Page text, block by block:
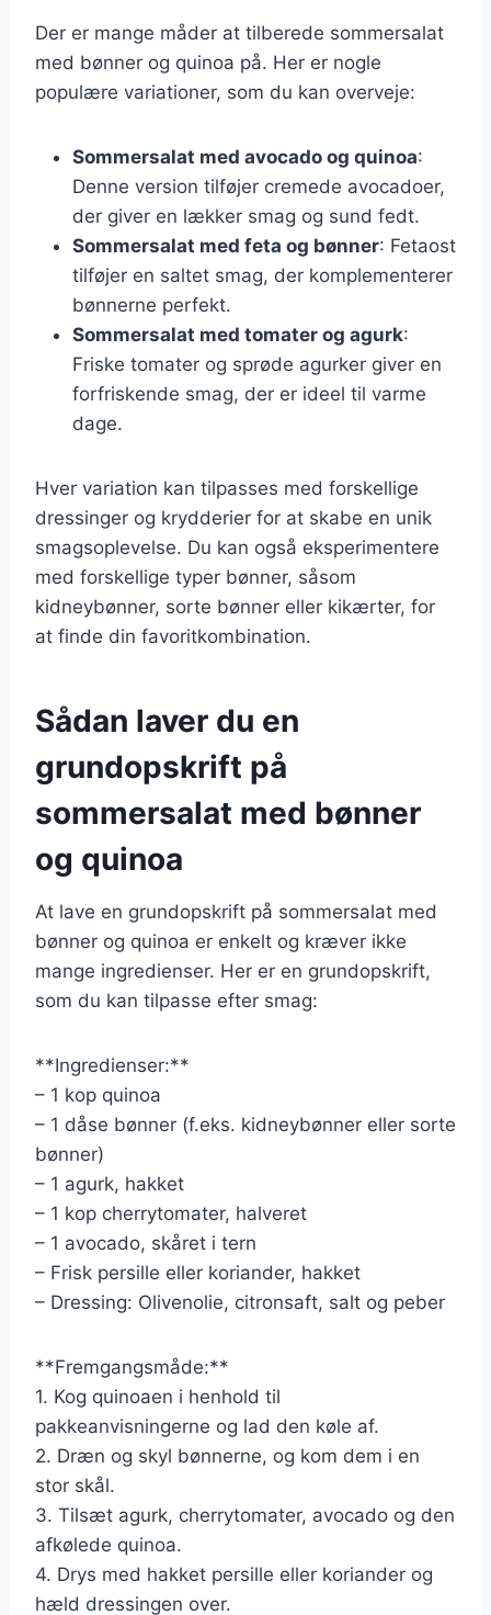
Der er mange måder at tilberede sommersalat
med bønner og quinoa på. Her er nogle
populære variationer, som du kan overveje:
Sommersalat med avocado og quinoa:
Denne version tilføjer cremede avocadoer,
der giver en lækker smag og sund fedt.
Sommersalat med feta og bønner: Fetaost
tilføjer en saltet smag, der komplementerer
bønnerne perfekt.
Sommersalat med tomater og agurk:
Friske tomater og sprøde agurker giver en
forfriskende smag, der er ideel til varme
dage.
Hver variation kan tilpasses med forskellige
dressinger og krydderier for at skabe en unik
smagsoplevelse. Du kan også eksperimentere
med forskellige typer bønner, såsom
kidneybønner, sorte bønner eller kikærter, for
at finde din favoritkombination.
Sådan laver du en
grundopskrift på
sommersalat med bønner
og quinoa
At lave en grundopskrift på sommersalat med
bønner og quinoa er enkelt og kræver ikke
mange ingredienser. Her er en grundopskrift,
som du kan tilpasse efter smag:
**Ingredienser:**
– 1 kop quinoa
– 1 dåse bønner (f.eks. kidneybønner eller sorte
bønner)
– 1 agurk, hakket
– 1 kop cherrytomater, halveret
– 1 avocado, skåret i tern
– Frisk persille eller koriander, hakket
– Dressing: Olivenolie, citronsaft, salt og peber
**Fremgangsmåde:**
1. Kog quinoaen i henhold til
pakkeanvisningerne og lad den køle af.
2. Dræn og skyl bønnerne, og kom dem i en
stor skål.
3. Tilsæt agurk, cherrytomater, avocado og den
afkølede quinoa.
4. Drys med hakket persille eller koriander og
hæld dressingen over.